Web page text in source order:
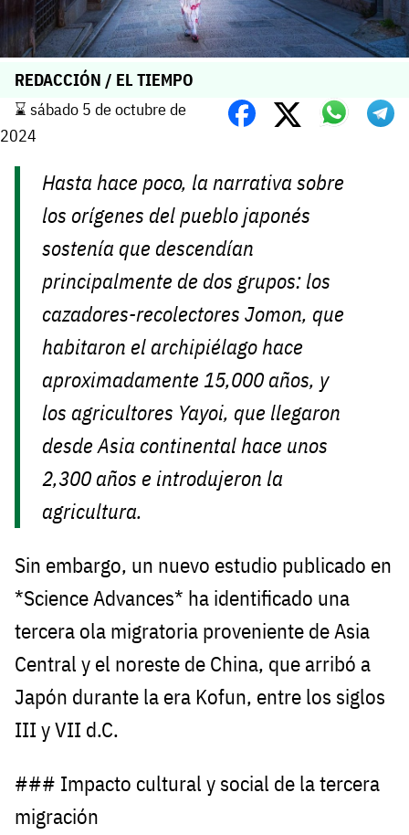
REDACCIÓN / EL TIEMPO
⌛️ sábado 5 de octubre de
2024
Hasta hace poco, la narrativa sobre
los orígenes del pueblo japonés
sostenía que descendían
principalmente de dos grupos: los
cazadores-recolectores Jomon, que
habitaron el archipiélago hace
aproximadamente 15,000 años, y
los agricultores Yayoi, que llegaron
desde Asia continental hace unos
2,300 años e introdujeron la
agricultura.
Sin embargo, un nuevo estudio publicado en
*Science Advances* ha identificado una
tercera ola migratoria proveniente de Asia
Central y el noreste de China, que arribó a
Japón durante la era Kofun, entre los siglos
III y VII d.C.
### Impacto cultural y social de la tercera
migración